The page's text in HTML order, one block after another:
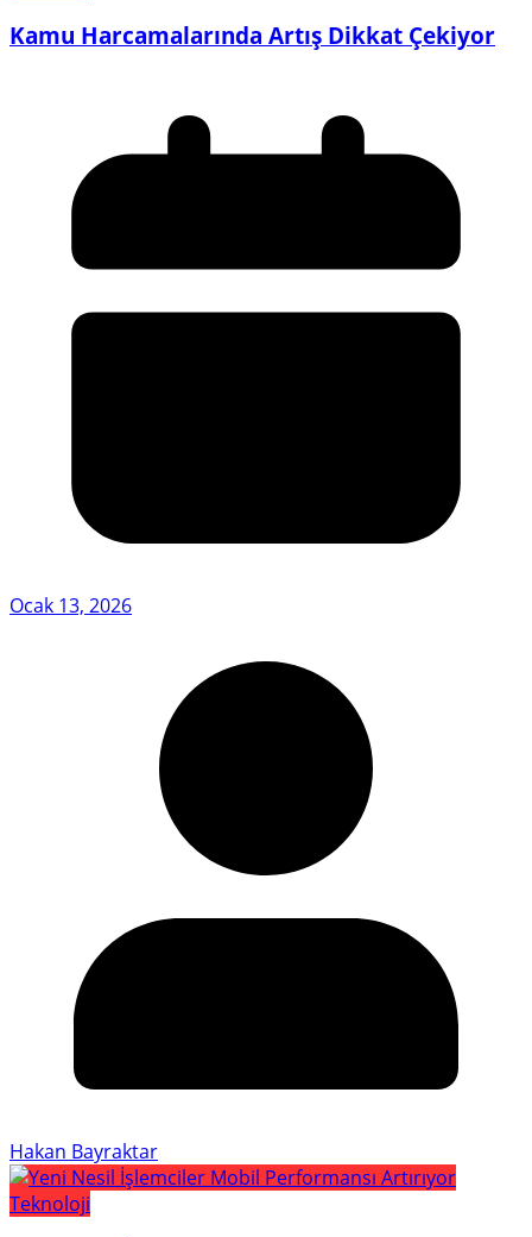
Kamu Harcamalarında Artış Dikkat Çekiyor
Ocak 13, 2026
Hakan Bayraktar
Teknoloji